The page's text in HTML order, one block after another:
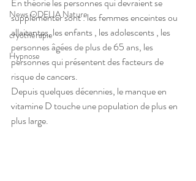
News ODELIA Nature
cryothérapie
Hypnose
supplémenter sont : les femmes enceintes ou
allaitantes, les enfants , les adolescents , les
personnes âgées de plus de 65 ans, les
personnes qui présentent des facteurs de
risque de cancers.
Depuis quelques décennies, le manque en
vitamine D touche une population de plus en
plus large.